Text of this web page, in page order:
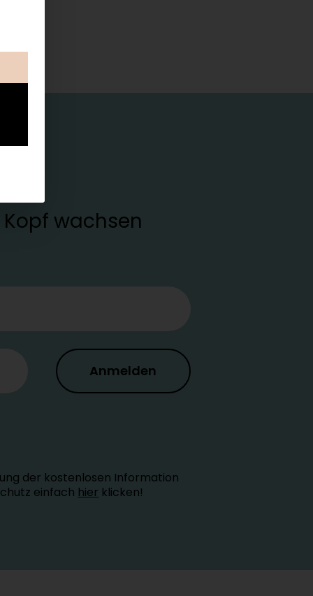
wachsen
Anmelden
der kostenlosen Information
einfach hier klicken!